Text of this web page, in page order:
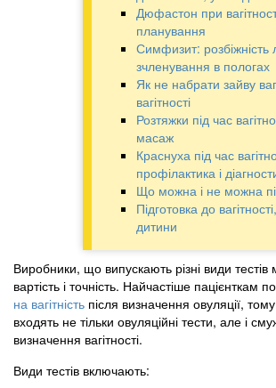
Дюфастон при
планування
Симфизит: розбіжність
зчленування в пологах
Як не набрати зайву
вагітності
Розтяжки під час
масаж
Краснуха під час
профілактика і
Що можна і не можна
Підготовка до
дитини
Виробники, що випускають різні види тестів
вартість і точність. Найчастіше пацієнткам
на вагітність після визначення овуляції,
входять не тільки овуляційні тести, але і
визначення вагітності.
Види тестів включають: